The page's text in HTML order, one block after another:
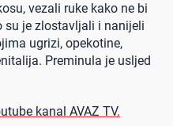
vezali ruke kako ne bi
su je zlostavljali i nanijeli
ugrizi, opekotine,
Preminula je usljed
kanal AVAZ TV.